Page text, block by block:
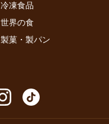
冷凍食品
世界の食
製菓・製パン